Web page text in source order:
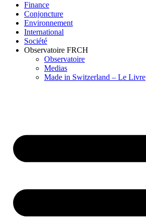
Finance
Conjoncture
Environnement
International
Société
Observatoire FRCH
Observatoire
Medias
Made in Switzerland – Le Livre